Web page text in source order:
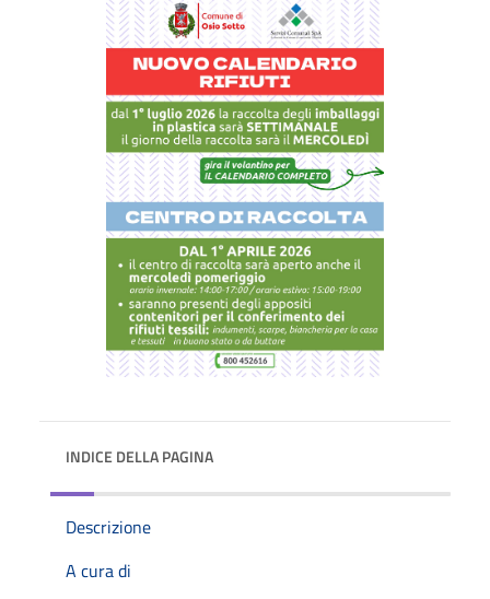
INDICE DELLA PAGINA
Descrizione
A cura di